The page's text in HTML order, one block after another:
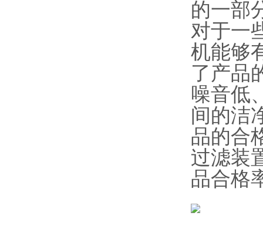
的一部
对于一
机能够
了产品
噪音低
间的洁
品的合
过滤装
品合格